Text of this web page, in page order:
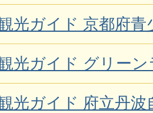
光ガイド 京都府青
光ガイド グリー
光ガイド 府立丹波